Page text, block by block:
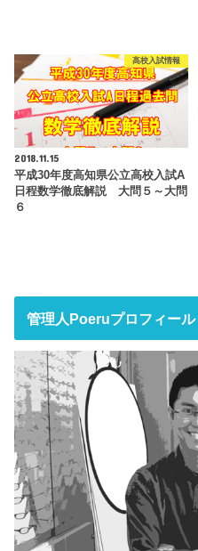
高校入試情報
2018.11.15
平成30年度高知県公立高校入試A
日程数学徹底解説 大問５～大問
６
管理人Poeruプロフィール